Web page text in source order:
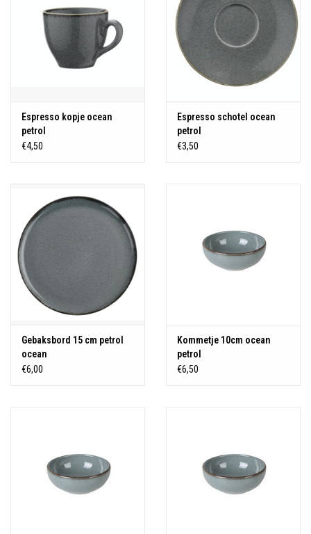
Espresso kopje ocean
petrol
€4,50
Espresso schotel ocean
petrol
€3,50
Gebaksbord 15 cm petrol
ocean
€6,00
Kommetje 10cm ocean
petrol
€6,50